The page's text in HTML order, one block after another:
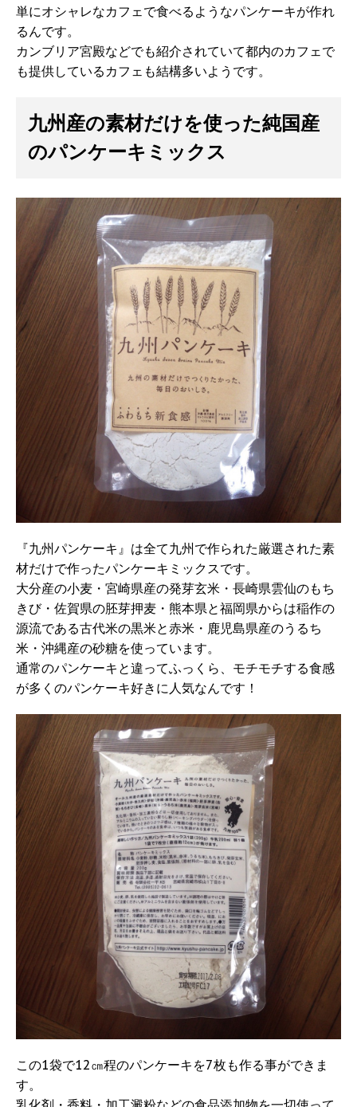
単にオシャレなカフェで食べるようなパンケーキが作れ
るんです。
カンブリア宮殿などでも紹介されていて都内のカフェで
も提供しているカフェも結構多いようです。
九州産の素材だけを使った純国産
のパンケーキミックス
『九州パンケーキ』は全て九州で作られた厳選された素
材だけで作ったパンケーキミックスです。
大分産の小麦・宮崎県産の発芽玄米・長崎県雲仙のもち
きび・佐賀県の胚芽押麦・熊本県と福岡県からは稲作の
源流である古代米の黒米と赤米・鹿児島県産のうるち
米・沖縄産の砂糖を使っています。
通常のパンケーキと違ってふっくら、モチモチする食感
が多くのパンケーキ好きに人気なんです！
この1袋で12㎝程のパンケーキを7枚も作る事ができま
す。